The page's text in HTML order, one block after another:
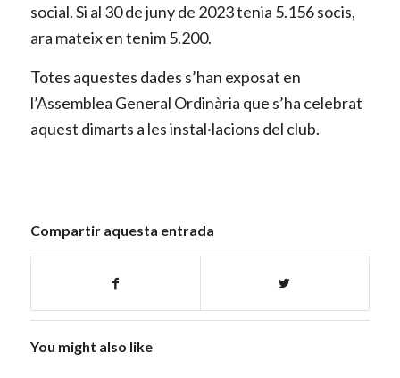
social. Si al 30 de juny de 2023 tenia 5.156 socis,
ara mateix en tenim 5.200.
Totes aquestes dades s’han exposat en
l’Assemblea General Ordinària que s’ha celebrat
aquest dimarts a les instal·lacions del club.
Compartir aquesta entrada
You might also like